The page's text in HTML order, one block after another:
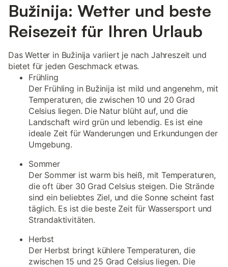
Bužinija: Wetter und beste
Reisezeit für Ihren Urlaub
Das Wetter in Bužinija variiert je nach Jahreszeit und
bietet für jeden Geschmack etwas.
Frühling
Der Frühling in Bužinija ist mild und angenehm, mit
Temperaturen, die zwischen 10 und 20 Grad
Celsius liegen. Die Natur blüht auf, und die
Landschaft wird grün und lebendig. Es ist eine
ideale Zeit für Wanderungen und Erkundungen der
Umgebung.
Sommer
Der Sommer ist warm bis heiß, mit Temperaturen,
die oft über 30 Grad Celsius steigen. Die Strände
sind ein beliebtes Ziel, und die Sonne scheint fast
täglich. Es ist die beste Zeit für Wassersport und
Strandaktivitäten.
Herbst
Der Herbst bringt kühlere Temperaturen, die
zwischen 15 und 25 Grad Celsius liegen. Die